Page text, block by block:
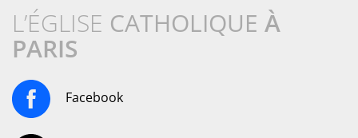
L’ÉGLISE CATHOLIQUE À
PARIS
Facebook